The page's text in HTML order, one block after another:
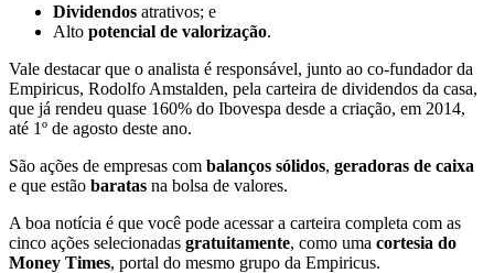
Dividendos atrativos; e
Alto potencial de valorização.
Vale destacar que o analista é responsável, junto ao co-fundador da
Empiricus, Rodolfo Amstalden, pela carteira de dividendos da casa,
que já rendeu quase 160% do Ibovespa desde a criação, em 2014,
até 1º de agosto deste ano.
São ações de empresas com balanços sólidos, geradoras de caixa
e que estão baratas na bolsa de valores.
A boa notícia é que você pode acessar a carteira completa com as
cinco ações selecionadas gratuitamente, como uma cortesia do
Money Times, portal do mesmo grupo da Empiricus.